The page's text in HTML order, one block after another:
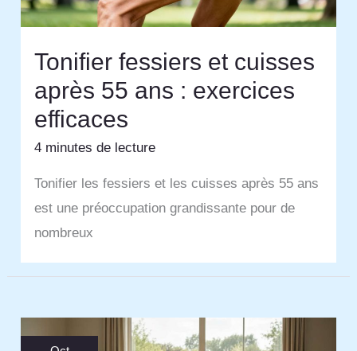
Tonifier fessiers et cuisses
après 55 ans : exercices
efficaces
4 minutes de lecture
Tonifier les fessiers et les cuisses après 55 ans
est une préoccupation grandissante pour de
nombreux